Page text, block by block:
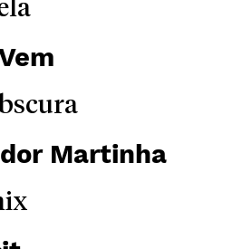
Martinha